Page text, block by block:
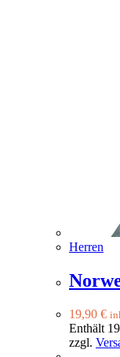
Herren
19,90 €
Enthält
zzgl.